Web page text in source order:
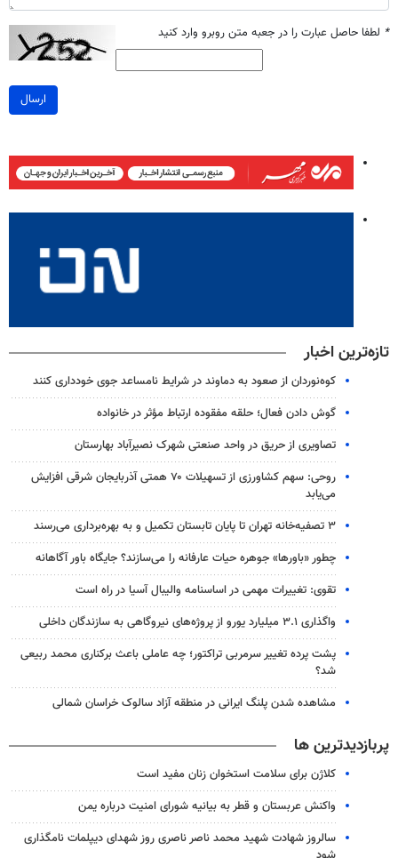
* لطفا حاصل عبارت را در جعبه متن روبرو وارد کنید
ارسال
تازه‌ترین اخبار
کوه‌نوردان از صعود به دماوند در شرایط نامساعد جوی خودداری کنند
گوش دادن فعال؛ حلقه مفقوده ارتباط مؤثر در خانواده
تصاویری از حریق در واحد صنعتی شهرک نصیرآباد بهارستان
روحی: سهم کشاورزی از تسهیلات ۷۰ همتی آذربایجان شرقی افزایش
می‌یابد
۳ ﺗﺼﻔﻴﻪ‌ﺧﺎﻧﻪ‌ تهران تا پایان تابستان تکمیل و به بهره‌برداری می‌رسند
چطور «باورها» جوهره حیات عارفانه را می‌سازند؟ جایگاه باور آگاهانه
تقوی: تغییرات مهمی در اساسنامه والیبال آسیا در راه است
واگذاری ۳.۱ میلیارد یورو از پروژه‌های نیروگاهی به سازندگان داخلی
پشت پرده تغییر سرمربی تراکتور؛ چه عاملی باعث برکناری محمد ربیعی
شد؟
مشاهده شدن پلنگ ایرانی در منطقه آزاد سالوک خراسان شمالی
پربازدیدترین ها
کلاژن برای سلامت استخوان زنان مفید است
واکنش عربستان و قطر به بیانیه شورای امنیت درباره یمن
سالروز شهادت شهید محمد ناصر ناصری روز شهدای دیپلمات نامگذاری